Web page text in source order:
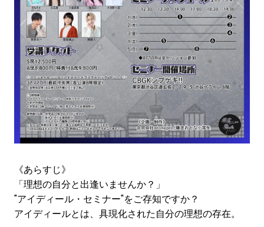
《あらすじ》
「理想の自分と出逢いませんか？」
"アイディール・セミナー"をご存知ですか？
アイディールとは、具現化された自分の理想の存在。